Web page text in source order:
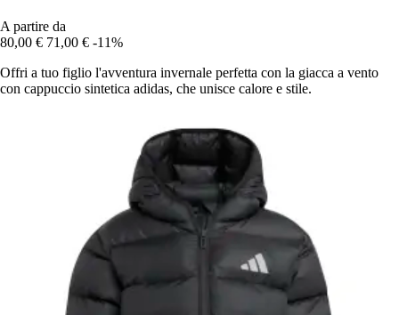
A partire da
80,00 € 71,00 € -11%
Offri a tuo figlio l'avventura invernale perfetta con la giacca a vento
con cappuccio sintetica adidas, che unisce calore e stile.